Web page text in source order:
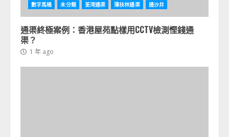
數字馬桶 未分類 荃湾通渠 薄扶林通渠 通沙井
通渠終極案例：香港屋苑點樣用CCTV檢測慳錢通
渠？
1 年 ago